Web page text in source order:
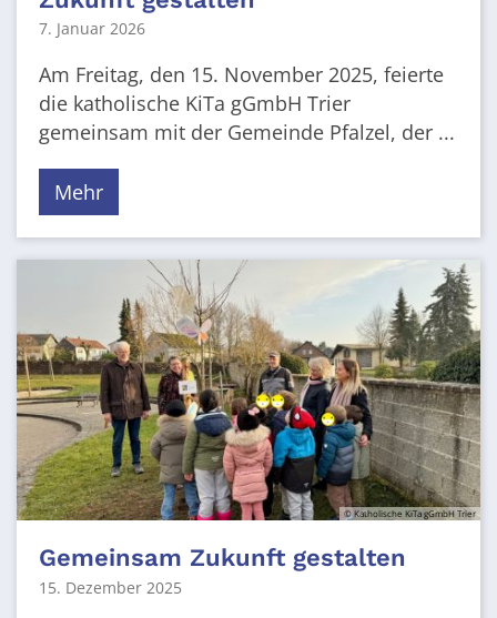
7. Januar 2026
Am Freitag, den 15. November 2025, feierte
die katholische KiTa gGmbH Trier
gemeinsam mit der Gemeinde Pfalzel, der ...
Mehr
© Katholische KiTa gGmbH Trier
Gemeinsam Zukunft gestalten
15. Dezember 2025